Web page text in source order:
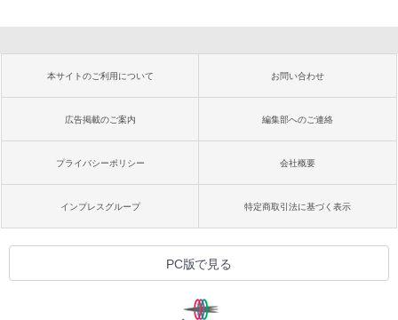
本サイトのご利用について お問い合わせ
広告掲載のご案内 編集部へのご連絡
プライバシーポリシー 会社概要
インプレスグループ 特定商取引法に基づく表示
PC版で見る